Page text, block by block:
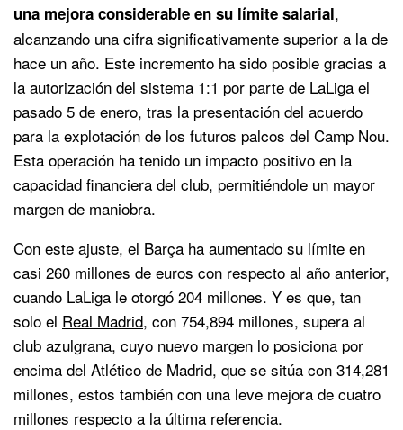
una mejora considerable en su límite salarial,
alcanzando una cifra significativamente superior a la de
hace un año. Este incremento ha sido posible gracias a
la autorización del sistema 1:1 por parte de LaLiga el
pasado 5 de enero, tras la presentación del acuerdo
para la explotación de los futuros palcos del Camp Nou.
Esta operación ha tenido un impacto positivo en la
capacidad financiera del club, permitiéndole un mayor
margen de maniobra.
Con este ajuste, el Barça ha aumentado su límite en
casi 260 millones de euros con respecto al año anterior,
cuando LaLiga le otorgó 204 millones. Y es que, tan
solo el Real Madrid, con 754,894 millones, supera al
club azulgrana, cuyo nuevo margen lo posiciona por
encima del Atlético de Madrid, que se sitúa con 314,281
millones, estos también con una leve mejora de cuatro
millones respecto a la última referencia.